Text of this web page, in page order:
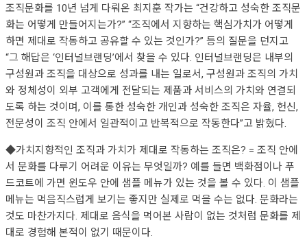
조직문화를 10년 넘게 다뤄온 최지훈 작가는 “건강하고 성숙한 조직문
화는 어떻게 만들어지는가?” “조직에서 지향하는 핵심가치가 어떻게
하면 제대로 작동하고 공유할 수 있는 것인가?” 등의 질문을 던지고
“그 해답은 ‘인터널브랜딩’에서 찾을 수 있다. 인터널브랜딩은 내부의
구성원과 조직을 대상으로 성과를 내는 일로서, 구성원과 조직의 가치
와 정체성이 외부 고객에게 전달되는 제품과 서비스의 가치와 연결되
도록 하는 것이며, 이를 통한 성숙한 개인과 성숙한 조직은 자율, 헌신,
전문성이 조직 안에서 일관적이고 반복적으로 작동한다”고 밝혔다.
◆가치지향적인 조직과 가치가 제대로 작동하는 조직은? = 조직 안에
서 문화를 다루기 어려운 이유는 무엇일까? 예를 들면 백화점이나 푸
드코트에 가면 윈도우 안에 샘플 메뉴가 있는 것을 볼 수 있다. 이 샘플
메뉴는 먹음직스럽게 보기는 좋지만 실제로 먹을 수는 없다. 문화라는
것도 마찬가지다. 제대로 음식을 먹어본 사람이 없는 것처럼 문화를 제
대로 경험해 본적이 없기 때문이다.